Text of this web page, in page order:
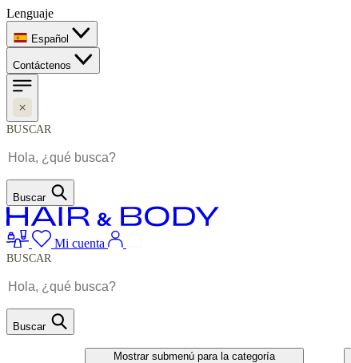
Lenguaje
Español
Contáctenos
BUSCAR
Buscar
Mi cuenta
BUSCAR
Buscar
Mostrar submenú para la categoría